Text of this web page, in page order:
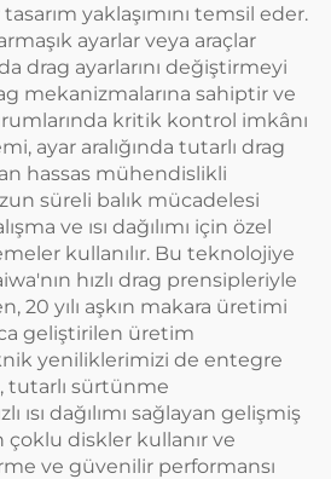
yaklaşımını temsil eder.
ayarlar veya araçlar
drag ayarlarını değiştirmeyi
mekanizmalarına sahiptir ve
kritik kontrol imkânı
ayar aralığında tutarlı drag
hassas mühendislikli
süreli balık mücadelesi
ve ısı dağılımı için özel
kullanılır. Bu teknolojiye
hızlı drag prensipleriyle
20 yılı aşkın makara üretimi
geliştirilen üretim
yeniliklerimizi de entegre
tutarlı sürtünme
ısı dağılımı sağlayan gelişmiş
çoklu diskler kullanır ve
ve güvenilir performansı